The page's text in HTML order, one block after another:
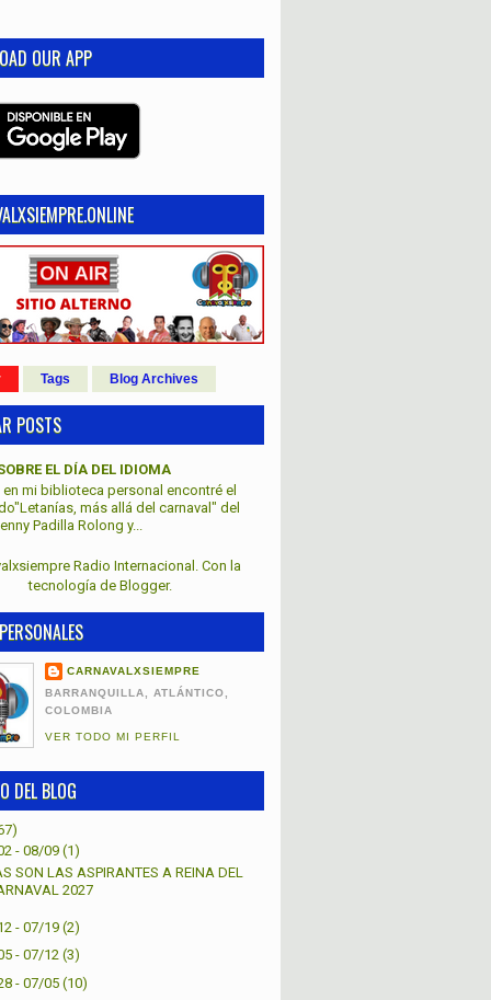
OUR APP
Tags Blog Archives
POSTS
EL DÍA DEL IDIOMA
mi biblioteca personal encontré el
más allá del carnaval" del
Padilla Rolong y...
Radio Internacional. Con la
tecnología de Blogger.
CARNAVALXSIEMPRE
BARRANQUILLA, ATLÁNTICO,
COLOMBIA
VER TODO MI PERFIL
DEL BLOG
- 08/09 (1)
SON LAS ASPIRANTES A REINA DEL
2027
- 07/19 (2)
- 07/12 (3)
- 07/05 (10)